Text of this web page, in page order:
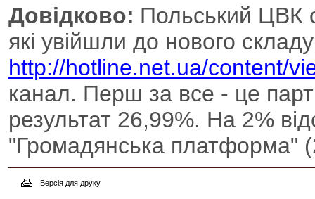
Довідково: Польський ЦВК
які увійшли до нового
http://hotline.net.ua/content/
канал. Перш за все - це
результат 26,99%. На 2%
"Громадянська платформа"
Версія для друку